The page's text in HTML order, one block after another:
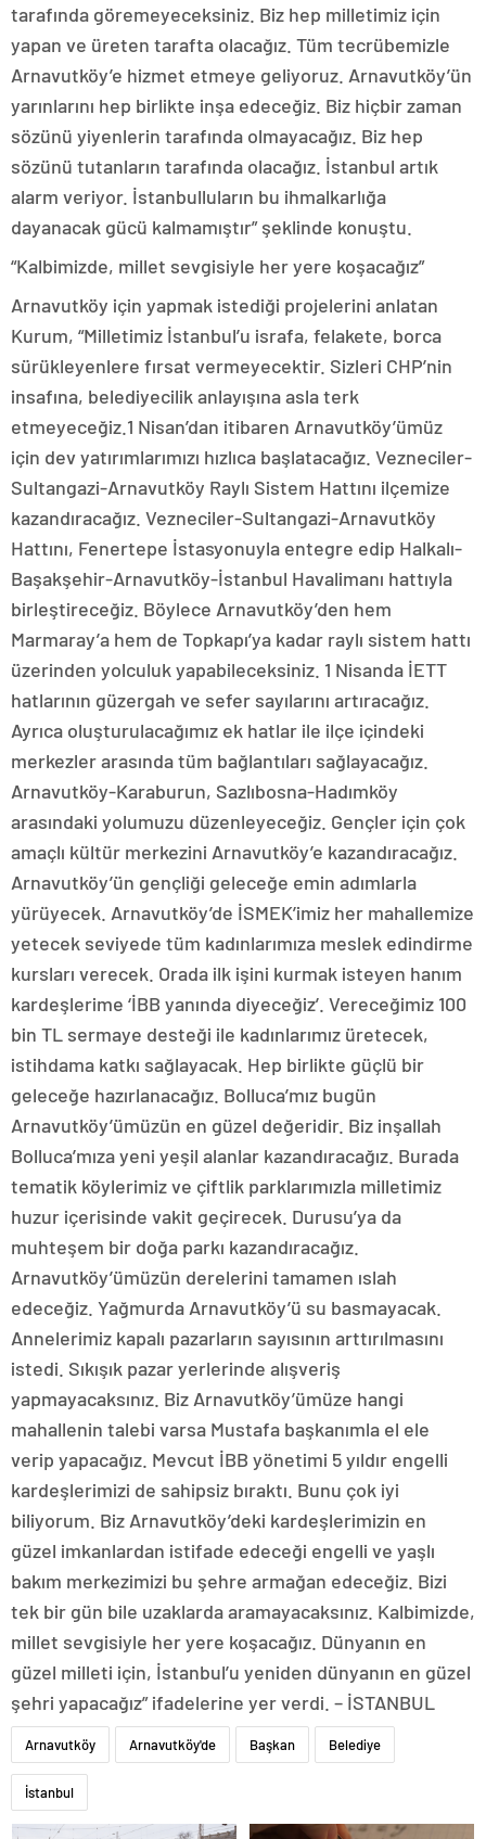
tarafında göremeyeceksiniz. Biz hep milletimiz için
yapan ve üreten tarafta olacağız. Tüm tecrübemizle
Arnavutköy’e hizmet etmeye geliyoruz. Arnavutköy’ün
yarınlarını hep birlikte inşa edeceğiz. Biz hiçbir zaman
sözünü yiyenlerin tarafında olmayacağız. Biz hep
sözünü tutanların tarafında olacağız. İstanbul artık
alarm veriyor. İstanbulluların bu ihmalkarlığa
dayanacak gücü kalmamıştır” şeklinde konuştu.
“Kalbimizde, millet sevgisiyle her yere koşacağız”
Arnavutköy için yapmak istediği projelerini anlatan
Kurum, “Milletimiz İstanbul’u israfa, felakete, borca
sürükleyenlere fırsat vermeyecektir. Sizleri CHP’nin
insafına, belediyecilik anlayışına asla terk
etmeyeceğiz.1 Nisan’dan itibaren Arnavutköy’ümüz
için dev yatırımlarımızı hızlıca başlatacağız. Vezneciler-
Sultangazi-Arnavutköy Raylı Sistem Hattını ilçemize
kazandıracağız. Vezneciler-Sultangazi-Arnavutköy
Hattını, Fenertepe İstasyonuyla entegre edip Halkalı-
Başakşehir-Arnavutköy-İstanbul Havalimanı hattıyla
birleştireceğiz. Böylece Arnavutköy’den hem
Marmaray’a hem de Topkapı’ya kadar raylı sistem hattı
üzerinden yolculuk yapabileceksiniz. 1 Nisanda İETT
hatlarının güzergah ve sefer sayılarını artıracağız.
Ayrıca oluşturulacağımız ek hatlar ile ilçe içindeki
merkezler arasında tüm bağlantıları sağlayacağız.
Arnavutköy-Karaburun, Sazlıbosna-Hadımköy
arasındaki yolumuzu düzenleyeceğiz. Gençler için çok
amaçlı kültür merkezini Arnavutköy’e kazandıracağız.
Arnavutköy’ün gençliği geleceğe emin adımlarla
yürüyecek. Arnavutköy’de İSMEK’imiz her mahallemize
yetecek seviyede tüm kadınlarımıza meslek edindirme
kursları verecek. Orada ilk işini kurmak isteyen hanım
kardeşlerime ‘İBB yanında diyeceğiz’. Vereceğimiz 100
bin TL sermaye desteği ile kadınlarımız üretecek,
istihdama katkı sağlayacak. Hep birlikte güçlü bir
geleceğe hazırlanacağız. Bolluca’mız bugün
Arnavutköy’ümüzün en güzel değeridir. Biz inşallah
Bolluca’mıza yeni yeşil alanlar kazandıracağız. Burada
tematik köylerimiz ve çiftlik parklarımızla milletimiz
huzur içerisinde vakit geçirecek. Durusu’ya da
muhteşem bir doğa parkı kazandıracağız.
Arnavutköy’ümüzün derelerini tamamen ıslah
edeceğiz. Yağmurda Arnavutköy’ü su basmayacak.
Annelerimiz kapalı pazarların sayısının arttırılmasını
istedi. Sıkışık pazar yerlerinde alışveriş
yapmayacaksınız. Biz Arnavutköy’ümüze hangi
mahallenin talebi varsa Mustafa başkanımla el ele
verip yapacağız. Mevcut İBB yönetimi 5 yıldır engelli
kardeşlerimizi de sahipsiz bıraktı. Bunu çok iyi
biliyorum. Biz Arnavutköy’deki kardeşlerimizin en
güzel imkanlardan istifade edeceği engelli ve yaşlı
bakım merkezimizi bu şehre armağan edeceğiz. Bizi
tek bir gün bile uzaklarda aramayacaksınız. Kalbimizde,
millet sevgisiyle her yere koşacağız. Dünyanın en
güzel milleti için, İstanbul’u yeniden dünyanın en güzel
şehri yapacağız” ifadelerine yer verdi. – İSTANBUL
Arnavutköy Arnavutköy'de Başkan Belediye
İstanbul